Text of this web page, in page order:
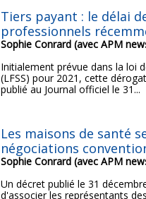
Tiers payant : le délai
professionnels
Sophie Conrard (avec APM
Initialement prévue dans la loi
(LFSS) pour 2021, cette
publié au Journal officiel le 31...
Les maisons de santé
négociations
Sophie Conrard (avec APM
Un décret publié le 31
d'associer les représentants